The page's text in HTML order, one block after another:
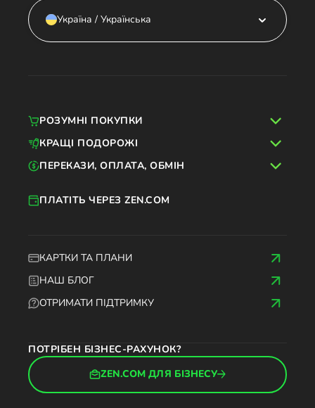
Україна / Українська
КАРТКИ ТА ПЛАНИ
НАШ БЛОГ
ОТРИМАТИ ПІДТРИМКУ
ПЛАТІТЬ ЧЕРЕЗ ZEN.COM
ПОТРІБЕН БІЗНЕС-РАХУНОК?
ZEN.COM ДЛЯ БІЗНЕСУ
РОЗУМНІ ПОКУПКИ
КРАЩІ ПОДОРОЖІ
ПЕРЕКАЗИ, ОПЛАТА, ОБМІН